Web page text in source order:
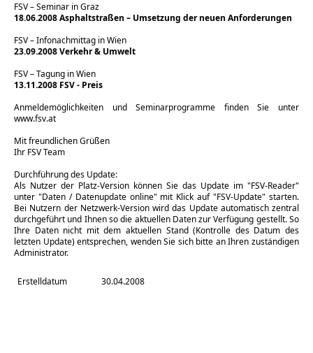
FSV – Seminar in Graz
18.06.2008 Asphaltstraßen – Umsetzung der neuen Anforderungen
FSV – Infonachmittag in Wien
23.09.2008 Verkehr & Umwelt
FSV – Tagung in Wien
13.11.2008 FSV - Preis
Anmeldemöglichkeiten und Seminarprogramme finden Sie unter
www.fsv.at
Mit freundlichen Grüßen
Ihr FSV Team
Durchführung des Update:
Als Nutzer der Platz-Version können Sie das Update im "FSV-Reader"
unter "Daten / Datenupdate online" mit Klick auf "FSV-Update" starten.
Bei Nutzern der Netzwerk-Version wird das Update automatisch zentral
durchgeführt und Ihnen so die aktuellen Daten zur Verfügung gestellt. So
Ihre Daten nicht mit dem aktuellen Stand (Kontrolle des Datum des
letzten Update) entsprechen, wenden Sie sich bitte an Ihren zuständigen
Administrator.
Erstelldatum 30.04.2008